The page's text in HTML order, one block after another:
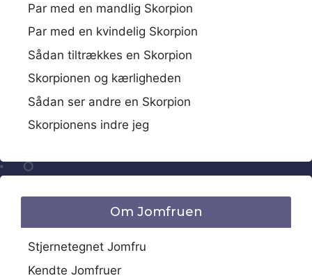
Par med en mandlig Skorpion
Par med en kvindelig Skorpion
Sådan tiltrækkes en Skorpion
Skorpionen og kærligheden
Sådan ser andre en Skorpion
Skorpionens indre jeg
Om Jomfruen
Stjernetegnet Jomfru
Kendte Jomfruer